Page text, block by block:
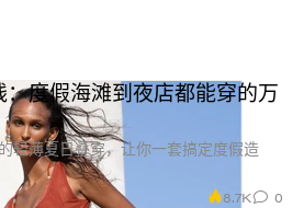
度假海滩到夜店都能穿的万
轻薄夏日叠穿，让你一套搞定度假造
8.7K 0